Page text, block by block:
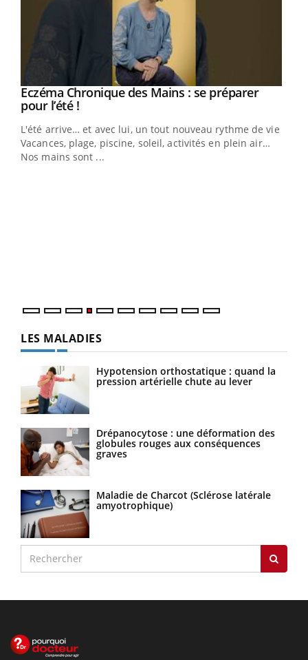
Youtube
Eczéma Chronique des Mains : se préparer
pour l’été !Youtube
L'été arrive… et avec lui, un tout nouveau rythme de vie !
Vacances, plage, piscine, soleil, activités en plein air…
Nos mains sont ...
LES MALADIES
Hypotension orthostatique : quand la
pression artérielle chute au lever
Drépanocytose : une déformation des
globules rouges aux conséquences
graves
Maladie de Charcot (Sclérose latérale
amyotrophique)